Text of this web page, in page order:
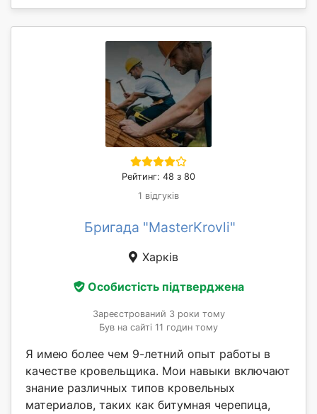
Рейтинг: 48 з 80
1 відгуків
Бригада "MasterKrovli"
Харків
Особистість підтверджена
Зареєстрований 3 роки тому
Був на сайті 11 годин тому
Я имею более чем 9-летний опыт работы в
качестве кровельщика. Мои навыки включают
знание различных типов кровельных
материалов, таких как битумная черепица,